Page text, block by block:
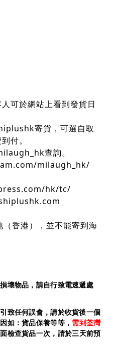
可於網站上看到發貨日
寄貨，可選自取
付。
查詢。
milaugh_hk/
hk/tc/
香港），並不能寄到海
壞物品，請自行致電速遞處
致任何誤會，請於收貨後一個
如：貨品保養等等， 需到荃灣
檢查貨品一次，請於三天前預